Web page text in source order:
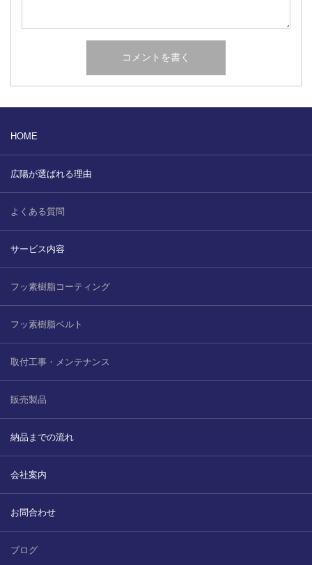
HOME
広陽が選ばれる理由
よくある質問
サービス内容
フッ素樹脂コーティング
フッ素樹脂ベルト
取付工事・メンテナンス
販売製品
納品までの流れ
会社案内
お問合わせ
ブログ